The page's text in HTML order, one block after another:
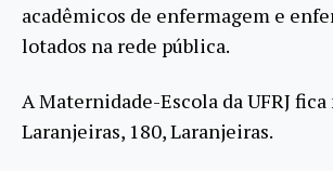
acadêmicos de enfermagem e
lotados na rede pública.
A Maternidade-Escola da UFRJ fica
Laranjeiras, 180, Laranjeiras.